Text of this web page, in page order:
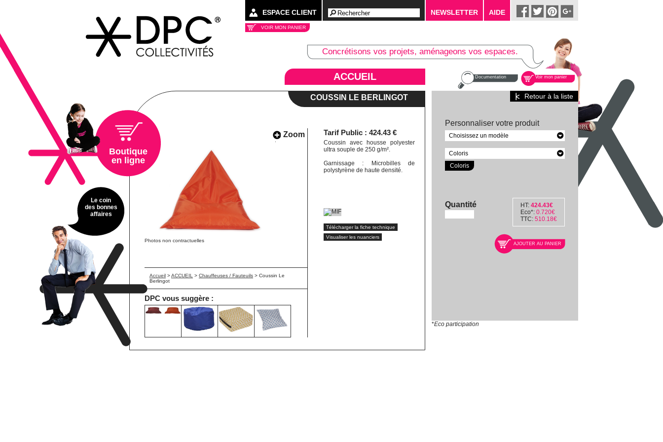
ESPACE CLIENT NEWSLETTER AIDE
VOIR MON PANIER
Concrétisons vos projets, aménageons vos espaces.
ACCUEIL
COUSSIN LE BERLINGOT
Zoom
Photos non contractuelles
Accueil >ACCUEIL > Chauffeuses / Fauteuils > Coussin Le
Berlingot
DPC vous suggère :
Tarif Public : 424.43 €
Coussin avec housse polyester
ultra souple de 250 g/m².
Garnissage : Microbilles de
polystyrène de haute densité.
Télécharger la fiche technique
Visualiser les nuanciers
Documentation Voir mon panier
Retour à la liste
Personnaliser votre produit
Choisissez un modèle
Coloris
Coloris
Quantité HT: 424.43€
Eco*: 0.720€
TTC: 510.18€
AJOUTER AU PANIER
*Eco participation
Boutique
en ligne
Le coin
des bonnes
affaires